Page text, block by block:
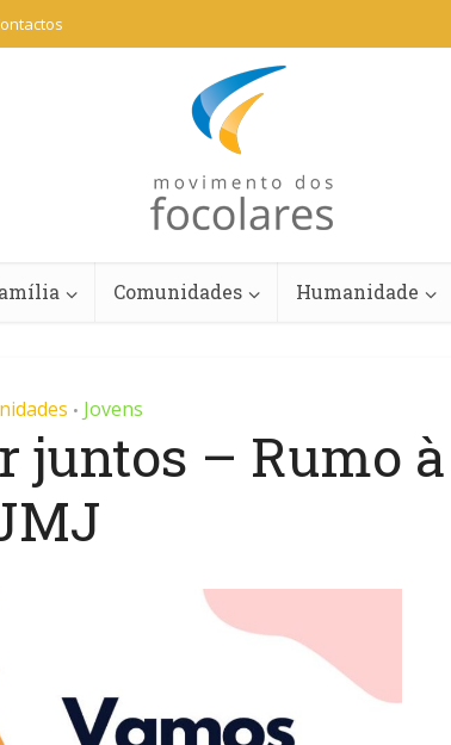
Comunidades Humanidade
• Jovens
juntos – Rumo à